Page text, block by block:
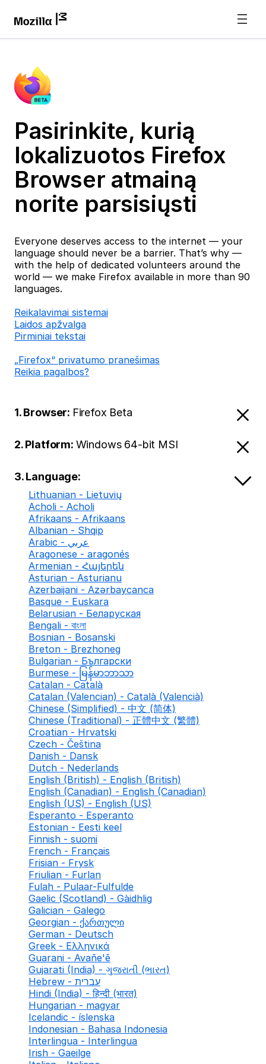
Pasirinkite, kurią
lokalizuotos Firefox
Browser atmainą
norite parsisiųsti
Everyone deserves access to the internet — your
language should never be a barrier. That’s why —
with the help of dedicated volunteers around the
world — we make Firefox available in more than 90
languages.
Reikalavimai sistemai
Laidos apžvalga
Pirminiai tekstai
„Firefox“ privatumo pranešimas
Reikia pagalbos?
1. Browser: Firefox Beta
2. Platform: Windows 64-bit MSI
3. Language:
Lithuanian - Lietuvių
Acholi - Acholi
Afrikaans - Afrikaans
Albanian - Shqip
Arabic - عربي
Aragonese - aragonés
Armenian - Հայերեն
Asturian - Asturianu
Azerbaijani - Azərbaycanca
Basque - Euskara
Belarusian - Беларуская
Bengali - বাংলা
Bosnian - Bosanski
Breton - Brezhoneg
Bulgarian - Български
Burmese - မြန်မာဘာသာ
Catalan - Català
Catalan (Valencian) - Català (Valencià)
Chinese (Simplified) - 中文 (简体)
Chinese (Traditional) - 正體中文 (繁體)
Croatian - Hrvatski
Czech - Čeština
Danish - Dansk
Dutch - Nederlands
English (British) - English (British)
English (Canadian) - English (Canadian)
English (US) - English (US)
Esperanto - Esperanto
Estonian - Eesti keel
Finnish - suomi
French - Français
Frisian - Frysk
Friulian - Furlan
Fulah - Pulaar-Fulfulde
Gaelic (Scotland) - Gàidhlig
Galician - Galego
Georgian - ქართული
German - Deutsch
Greek - Ελληνικά
Guarani - Avañe'ẽ
Gujarati (India) - ગુજરાતી (ભારત)
Hebrew - עברית
Hindi (India) - हिन्दी (भारत)
Hungarian - magyar
Icelandic - íslenska
Indonesian - Bahasa Indonesia
Interlingua - Interlingua
Irish - Gaeilge